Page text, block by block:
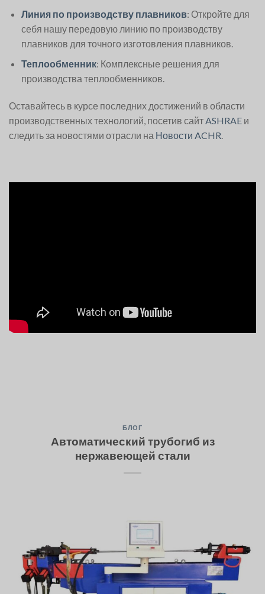
Линия по производству плавников: Откройте для
себя нашу передовую линию по производству
плавников для точного изготовления плавников.
Теплообменник: Комплексные решения для
производства теплообменников.
Оставайтесь в курсе последних достижений в области
производственных технологий, посетив сайтASHRAE и
следить за новостями отрасли на Новости ACHR.
БЛОГ
Автоматический трубогиб из
нержавеющей стали